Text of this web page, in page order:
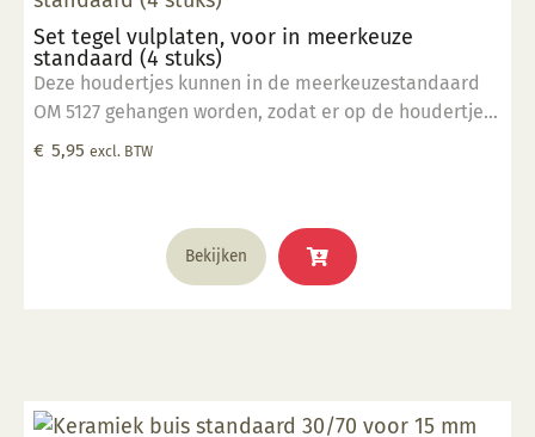
Set tegel vulplaten, voor in meerkeuze
standaard (4 stuks)
Deze houdertjes kunnen in de meerkeuzestandaard
OM 5127 gehangen worden, zodat er op de houdertjes
een tegeltje gelegd en gestookt kan worden. Geschikt
€ 5,95 excl. BTW
Bekijken